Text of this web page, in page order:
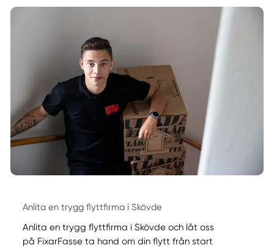
Anlita en trygg flyttfirma i Skövde
Anlita en trygg flyttfirma i Skövde och låt oss
på FixarFasse ta hand om din flytt från start